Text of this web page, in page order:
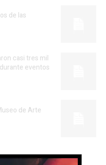
de las
casi tres mil
eventos
de Arte